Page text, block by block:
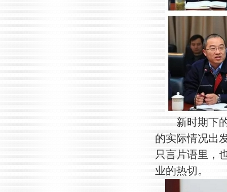
新时期下的
的实际情况出
只言片语里，
业的热切。